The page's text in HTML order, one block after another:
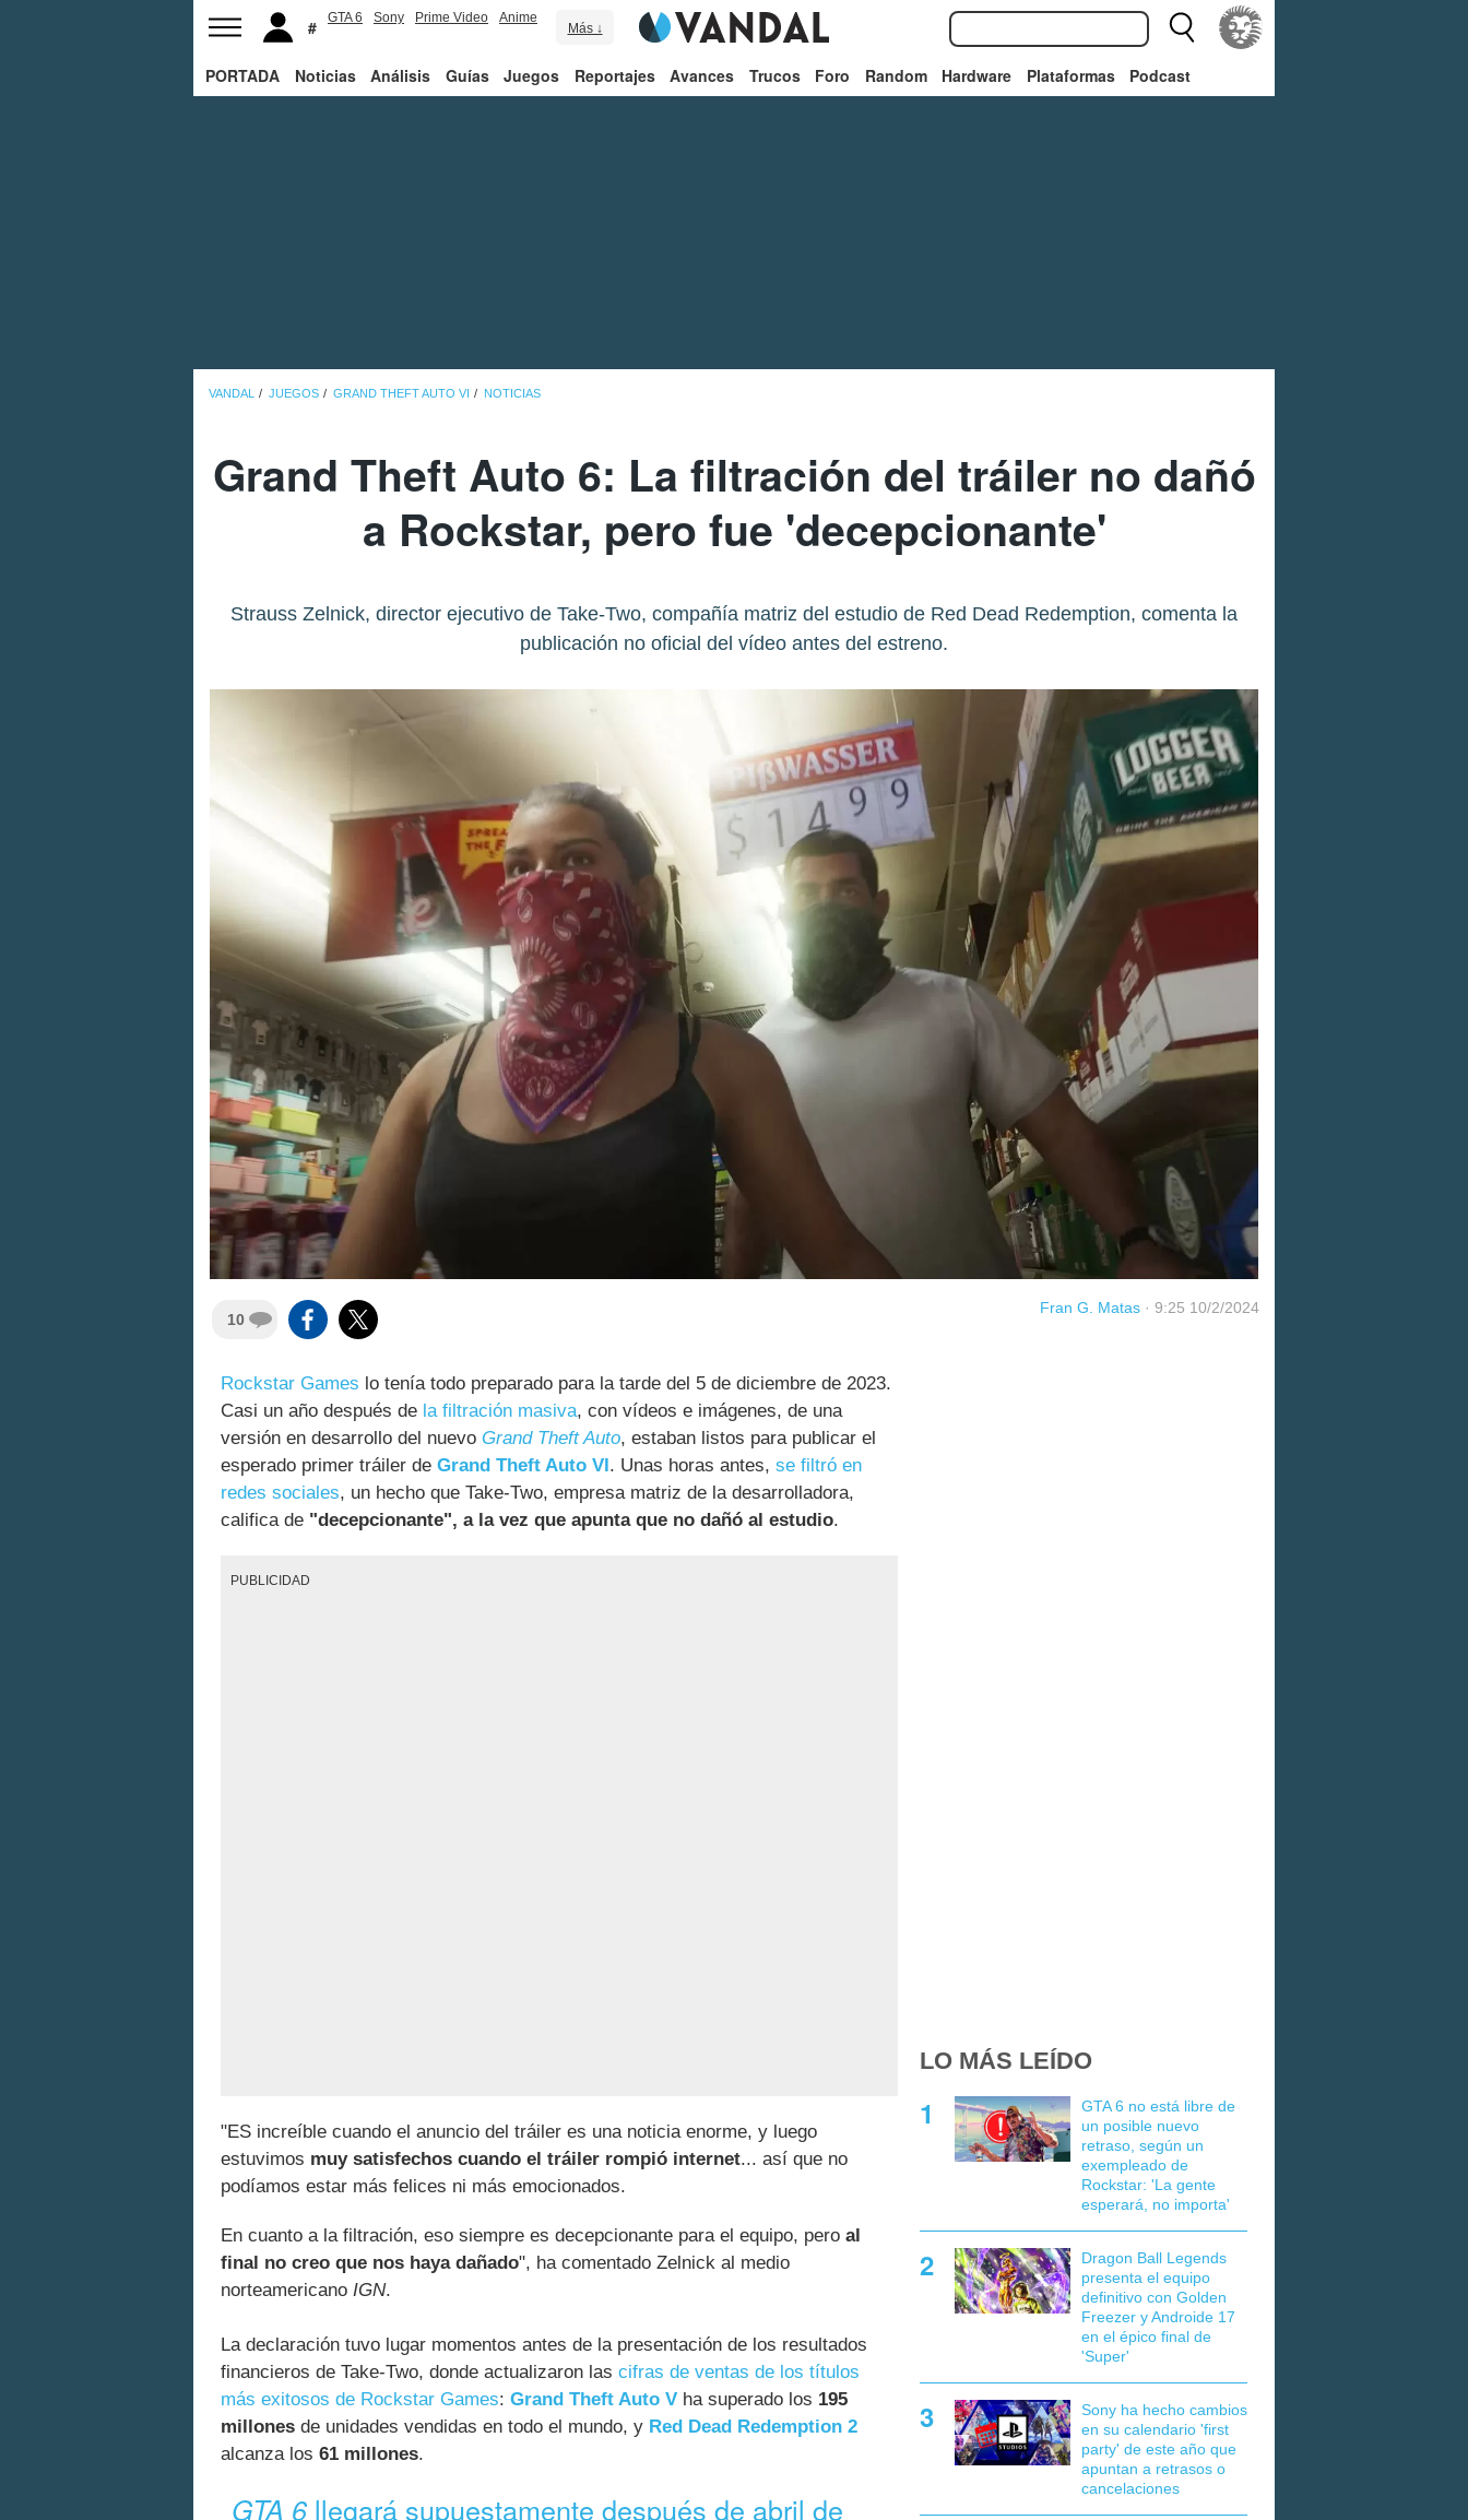
GTA 6 Sony Prime Video Anime
Más ↓
PORTADA Noticias Análisis Guías Juegos Reportajes Avances Trucos Foro Random Hardware Plataformas Podcast
VANDAL JUEGOS GRAND THEFT AUTO VI NOTICIAS
Grand Theft Auto 6: La filtración del tráiler no dañó
a Rockstar, pero fue 'decepcionante'
Strauss Zelnick, director ejecutivo de Take-Two, compañía matriz del estudio de Red Dead Redemption, comenta la
publicación no oficial del vídeo antes del estreno.
10
Fran G. Matas · 9:25 10/2/2024
Rockstar Games lo tenía todo preparado para la tarde del 5 de diciembre de 2023.
Casi un año después de la filtración masiva, con vídeos e imágenes, de una
versión en desarrollo del nuevo Grand Theft Auto, estaban listos para publicar el
esperado primer tráiler de Grand Theft Auto VI . Unas horas antes, se filtró en
redes sociales, un hecho que Take-Two, empresa matriz de la desarrolladora,
califica de "decepcionante", a la vez que apunta que no dañó al estudio.
PUBLICIDAD
"ES increíble cuando el anuncio del tráiler es una noticia enorme, y luego
estuvimos muy satisfechos cuando el tráiler rompió internet... así que no
podíamos estar más felices ni más emocionados.
En cuanto a la filtración, eso siempre es decepcionante para el equipo, pero al
final no creo que nos haya dañado", ha comentado Zelnick al medio
norteamericano IGN.
La declaración tuvo lugar momentos antes de la presentación de los resultados
financieros de Take-Two, donde actualizaron las cifras de ventas de los títulos
más exitosos de Rockstar Games: Grand Theft Auto V ha superado los 195
millones de unidades vendidas en todo el mundo, y Red Dead Redemption 2
alcanza los 61 millones.
GTA 6 llegará supuestamente después de abril de
LO MÁS LEÍDO
GTA 6 no está libre de
un posible nuevo
retraso, según un
exempleado de
Rockstar: 'La gente
esperará, no importa'
Dragon Ball Legends
presenta el equipo
definitivo con Golden
Freezer y Androide 17
en el épico final de
'Super'
Sony ha hecho cambios
en su calendario 'first
party' de este año que
apuntan a retrasos o
cancelaciones